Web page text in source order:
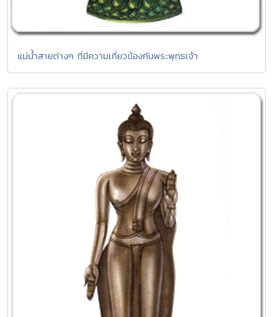
แม่น้ำสายต่างๆ ที่มีความเกี่ยวข้องกับพระพุทธเจ้า